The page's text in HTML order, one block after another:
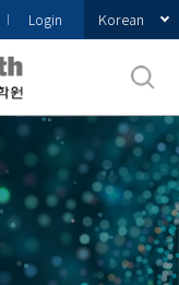
Login Korean